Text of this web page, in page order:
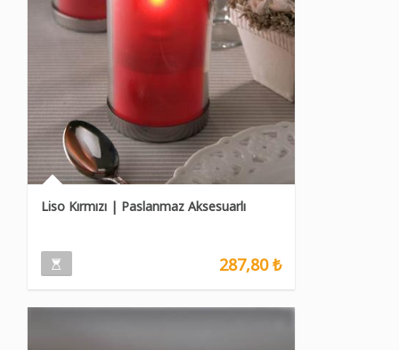
Liso Kırmızı | Paslanmaz Aksesuarlı
287,80 ₺